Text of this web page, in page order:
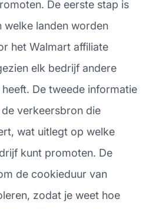
De eerste stap is
landen worden
het Walmart affiliate
elk bedrijf andere
De tweede informatie
verkeersbron die
wat uitlegt op welke
kunt promoten. De
de cookieduur van
zodat je weet hoe